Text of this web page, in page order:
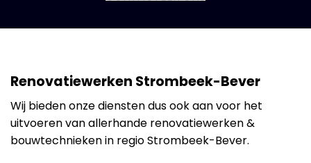
Renovatiewerken Strombeek-Bever
Wij bieden onze diensten dus ook aan voor het
uitvoeren van allerhande renovatiewerken &
bouwtechnieken in regio Strombeek-Bever.